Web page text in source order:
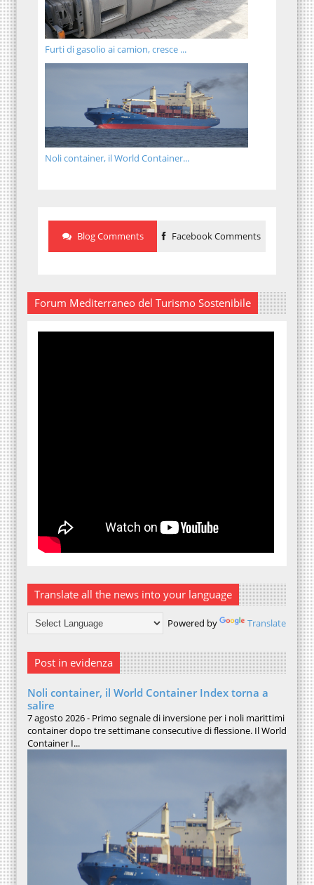
Furti di gasolio ai camion, cresce ...
Noli container, il World Container...
Blog Comments Facebook Comments
Forum Mediterraneo del Turismo Sostenibile
Translate all the news into your language
Powered by Translate
Post in evidenza
Noli container, il World Container Index torna a
salire
7 agosto 2026 - Primo segnale di inversione per i noli marittimi
container dopo tre settimane consecutive di flessione. Il World
Container I...